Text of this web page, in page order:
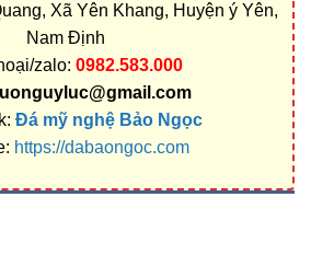
Xã Yên Khang, Huyện ý Yên,
Nam Định
zalo: 0982.583.000
luonguyluc@gmail.com
Đá mỹ nghệ Bảo Ngọc
https://dabaongoc.com